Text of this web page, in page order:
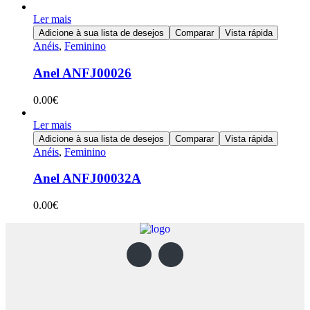
Ler mais
Adicione à sua lista de desejos Comparar Vista rápida
Anéis, Feminino
Anel ANFJ00026
0.00€
Ler mais
Adicione à sua lista de desejos Comparar Vista rápida
Anéis, Feminino
Anel ANFJ00032A
0.00€